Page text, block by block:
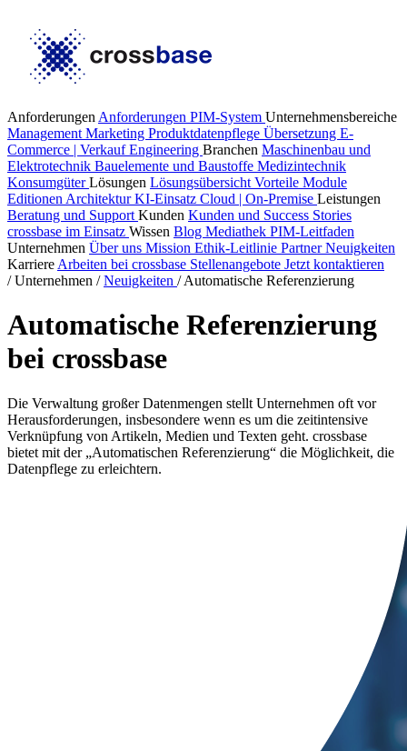
Anforderungen Anforderungen PIM-System Unternehmensbereiche
Management Marketing Produktdatenpflege Übersetzung E-
Commerce | VerkaufEngineering Branchen Maschinenbau und
Elektrotechnik Bauelemente und Baustoffe Medizintechnik
KonsumgüterLösungen Lösungsübersicht Vorteile Module
Editionen ArchitekturKI-Einsatz Cloud | On-Premise Leistungen
Beratung und Support Kunden Kunden und Success Stories
crossbase im Einsatz Wissen Blog Mediathek PIM-Leitfaden
Unternehmen Über uns Mission Ethik-Leitlinie PartnerNeuigkeiten
Karriere Arbeiten bei crossbase Stellenangebote Jetzt kontaktieren
/ Unternehmen / Neuigkeiten / Automatische Referenzierung
Automatische Referenzierung
bei crossbase
Die Verwaltung großer Datenmengen stellt Unternehmen oft vor
Herausforderungen, insbesondere wenn es um die zeitintensive
Verknüpfung von Artikeln, Medien und Texten geht. crossbase
bietet mit der „Automatischen Referenzierung“ die Möglichkeit, die
Datenpflege zu erleichtern.